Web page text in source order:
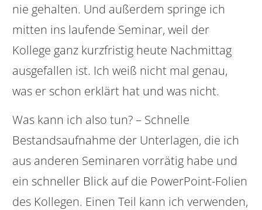
nie gehalten. Und außerdem springe ich
mitten ins laufende Seminar, weil der
Kollege ganz kurzfristig heute Nachmittag
ausgefallen ist. Ich weiß nicht mal genau,
was er schon erklärt hat und was nicht.
Was kann ich also tun? – Schnelle
Bestandsaufnahme der Unterlagen, die ich
aus anderen Seminaren vorrätig habe und
ein schneller Blick auf die PowerPoint-Folien
des Kollegen. Einen Teil kann ich verwenden,